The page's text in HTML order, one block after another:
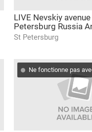
LIVE Nevskiy
Petersburg Russia
Palace Невский
дворец Санкт-
St Petersburg
Ne fonctionne pas